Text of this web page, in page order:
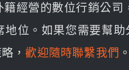
經營的數位行銷公
位。如果您需要幫助
，歡迎隨時聯繫我們 。